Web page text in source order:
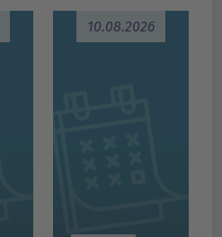
10.08.2026